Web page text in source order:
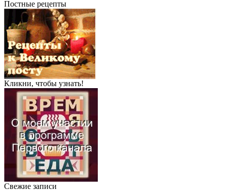
Постные рецепты
Кликни, чтобы узнать!
Свежие записи